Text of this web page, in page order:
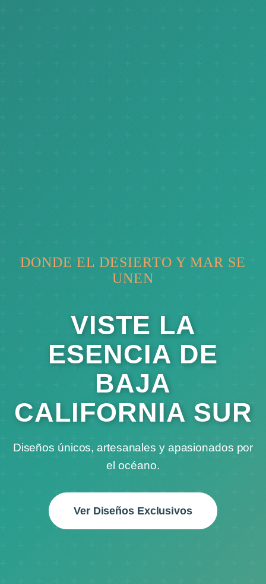
DONDE EL DESIERTO Y MAR SE
UNEN
VISTE LA
ESENCIA DE
BAJA
CALIFORNIA SUR
Diseños únicos, artesanales y apasionados por
el océano.
Ver Diseños Exclusivos